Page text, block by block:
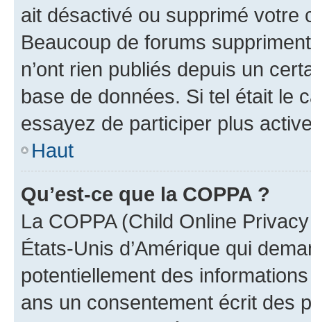
ait désactivé ou supprimé votre
Beaucoup de forums
n’ont rien publiés depuis un
base de données. Si tel était le
essayez de participer plus
Haut
Qu’est-ce que la COPPA ?
La COPPA (Child Online
États-Unis d’Amérique qui
potentiellement des
ans un consentement écrit des